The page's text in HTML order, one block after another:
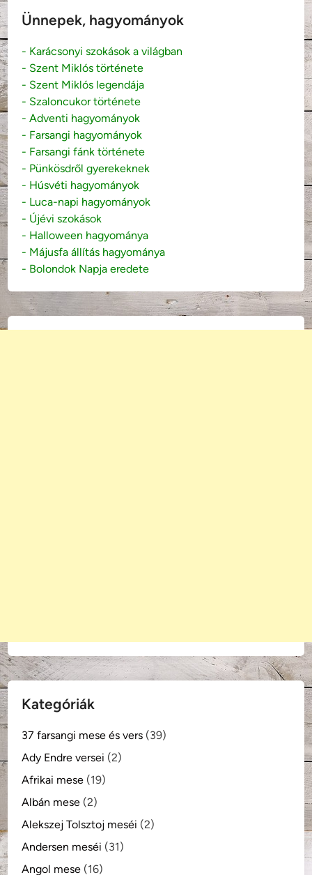
Ünnepek, hagyományok
- Karácsonyi szokások a világban
- Szent Miklós története
- Szent Miklós legendája
- Szaloncukor története
- Adventi hagyományok
- Farsangi hagyományok
- Farsangi fánk története
- Pünkösdről gyerekeknek
- Húsvéti hagyományok
- Luca-napi hagyományok
- Újévi szokások
- Halloween hagyománya
- Májusfa állítás hagyománya
- Bolondok Napja eredete
Kategóriák
37 farsangi mese és vers (39)
Ady Endre versei (2)
Afrikai mese (19)
Albán mese (2)
Alekszej Tolsztoj meséi (2)
Andersen meséi (31)
Angol mese (16)